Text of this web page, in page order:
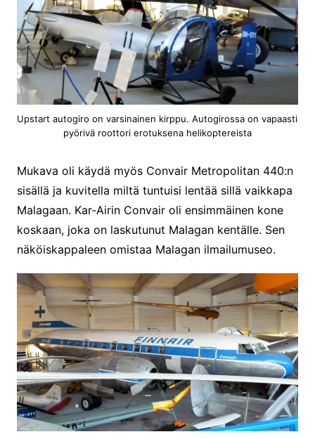
Upstart autogiro on varsinainen kirppu. Autogirossa on vapaasti
pyörivä roottori erotuksena helikoptereista
Mukava oli käydä myös Convair Metropolitan 440:n
sisällä ja kuvitella miltä tuntuisi lentää sillä vaikkapa
Malagaan. Kar-Airin Convair oli ensimmäinen kone
koskaan, joka on laskutunut Malagan kentälle. Sen
näköiskappaleen omistaa Malagan ilmailumuseo.